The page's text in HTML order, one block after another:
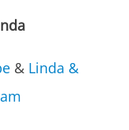
& Linda &